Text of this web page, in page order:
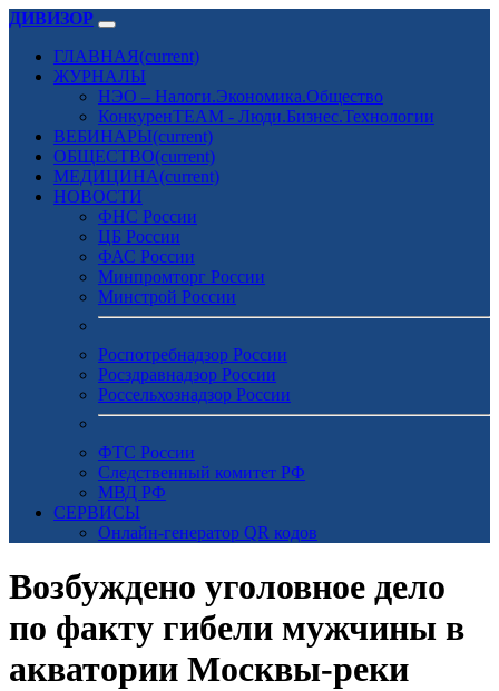
ДИВИЗОР
ГЛАВНАЯ(current)
ЖУРНАЛЫ
НЭО – Налоги.Экономика.Общество
КонкуренTEAM - Люди.Бизнес.Технологии
ВЕБИНАРЫ(current)
ОБЩЕСТВО(current)
МЕДИЦИНА(current)
НОВОСТИ
ФНС России
ЦБ России
ФАС России
Минпромторг России
Минстрой России
Роспотребнадзор России
Росздравнадзор России
Россельхознадзор России
ФТС России
Следственный комитет РФ
МВД РФ
СЕРВИСЫ
Онлайн-генератор QR кодов
Возбуждено уголовное дело
по факту гибели мужчины в
акватории Москвы-реки